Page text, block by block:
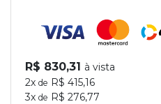
R$ 830,31 à vista
2x de R$ 415,16
3x de R$ 276,77